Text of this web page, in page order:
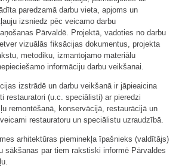
paredzamā darbu vieta, apjoms un
izsniedz pēc veicamo darbu
Pārvaldē. Projektā, vadoties no darbu
vizuālās fiksācijas dokumentus, projekta
metodiku, izmantojamo materiālu
informāciju darbu veikšanai.
izstrādē un darbu veikšanā ir jāpieaicina
restauratori (u.c. speciālisti) ar pieredzi
remontēšanā, konservācijā, restaurācijā un
restauratoru un speciālistu uzraudzībā.
arhitektūras pieminekļa īpašnieks (valdītājs)
sākšanas par tiem rakstiski informē Pārvaldes